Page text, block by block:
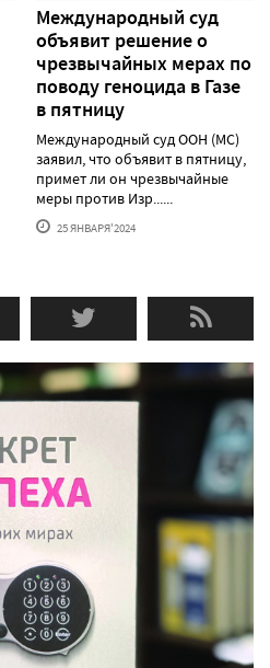
Международный суд
объявит решение о
чрезвычайных мерах по
поводу геноцида в Газе
в пятницу
Международный суд ООН (МС)
заявил, что объявит в пятницу,
примет ли он чрезвычайные
меры против Изр......
25 ЯНВАРЯ'2024